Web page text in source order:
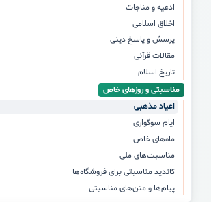
ادعیه و مناجات
اخلاق اسلامی
پرسش و پاسخ دینی
مقالات قرآنی
تاریخ اسلام
مناسبتی و روزهای خاص
اعیاد مذهبی
ایام سوگواری
ماه‌های خاص
مناسبت‌های ملی
کاندید مناسبتی برای فروشگاه‌ها
پیام‌ها و متن‌های مناسبتی